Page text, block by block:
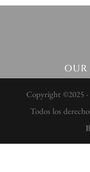
OUR
Copyright ©2025
Todos los